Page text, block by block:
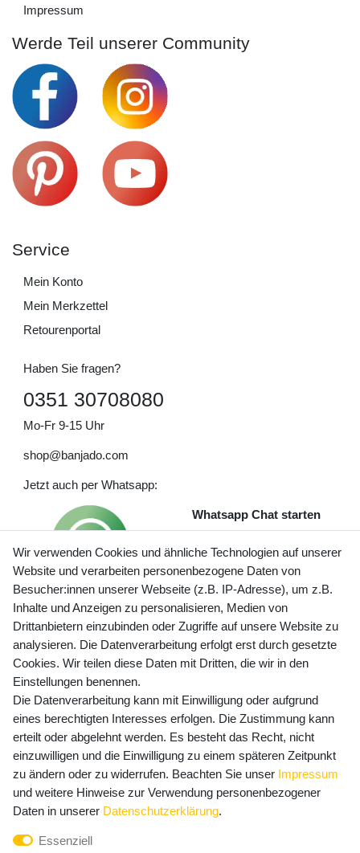
Impressum
Werde Teil unserer Community
Service
Mein Konto
Mein Merkzettel
Retourenportal
Haben Sie fragen?
0351 30708080
Mo-Fr 9-15 Uhr
shop@banjado.com
Jetzt auch per Whatsapp:
Whatsapp Chat starten
Preisangaben inkl. gesetzl. MwSt. und zzgl. Service- und
Versandkosten
Newsletter Anmeldung - Keine Angebote
mehr verpassen!
E-MAIL **
Newsletter
Honig
Hiermit bestätige ich, dass ich dieDaten­schutz­erklärung
widerrufen.**
Wir verwenden Cookies und ähnliche Technologien auf unserer
Website und verarbeiten personenbezogene Daten von
Besucher:innen unserer Webseite (z.B. IP-Adresse), um z.B.
Inhalte und Anzeigen zu personalisieren, Medien von
Drittanbietern einzubinden oder Zugriffe auf unsere Website zu
analysieren. Die Datenverarbeitung erfolgt erst durch gesetzte
Cookies. Wir teilen diese Daten mit Dritten, die wir in den
Einstellungen benennen.
Die Datenverarbeitung kann mit Einwilligung oder aufgrund
eines berechtigten Interesses erfolgen. Die Zustimmung kann
erteilt oder abgelehnt werden. Es besteht das Recht, nicht
einzuwilligen und die Einwilligung zu einem späteren Zeitpunkt
zu ändern oder zu widerrufen. Beachten Sie unser Impressum
und weitere Hinweise zur Verwendung personenbezogener
Daten in unserer Daten­schutz­erklärung.
Essenziell